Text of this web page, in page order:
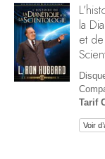
la
et
Tarif
Voir